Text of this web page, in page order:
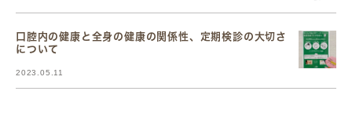
口腔内の健康と全身の健康の関係性、定期検診の大切さ
について
2023.05.11